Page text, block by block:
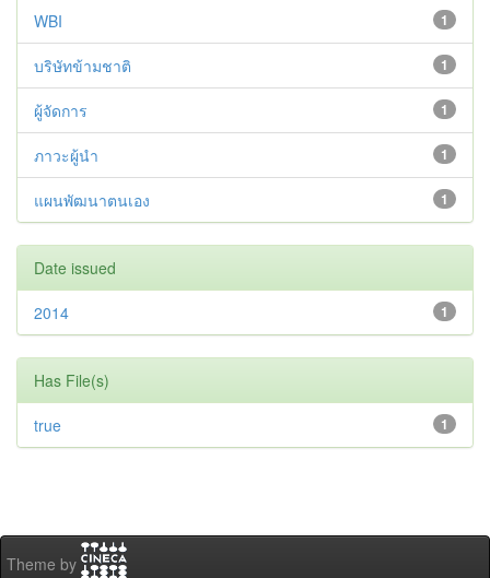
1
WBI
1
บริษัทข้ามชาติ
1
ผู้จัดการ
1
ภาวะผู้นำ
1
แผนพัฒนาตนเอง
Date issued
1
2014
Has File(s)
1
true
Theme by